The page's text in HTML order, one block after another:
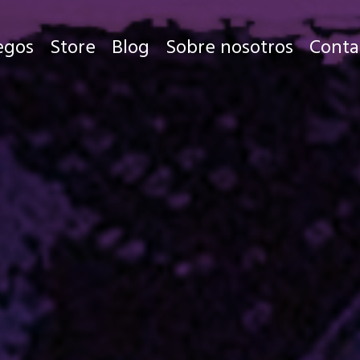
Store Blog Sobre nosotros
Juegos
Store
Blog
Sobre nosotros
Contacto